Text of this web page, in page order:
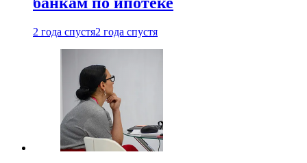
2 года спустя2 года спустя